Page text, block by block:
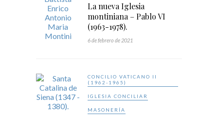
La nueva Iglesia
montiniana – Pablo VI
(1963-1978).
6 de febrero de 2021
CONCILIO VATICANO II
(1962-1965)
IGLESIA CONCILIAR
MASONERÍA